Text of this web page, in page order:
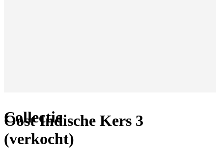
Collectie
Oost Indische Kers 3
(verkocht)